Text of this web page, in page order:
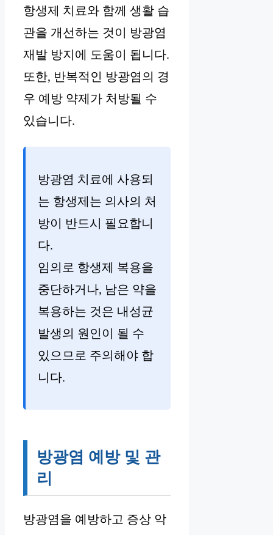
항생제 치료와 함께 생활 습
관을 개선하는 것이 방광염
재발 방지에 도움이 됩니다.
또한, 반복적인 방광염의 경
우 예방 약제가 처방될 수
있습니다.
방광염 치료에 사용되
는 항생제는 의사의 처
방이 반드시 필요합니
다.
임의로 항생제 복용을
중단하거나, 남은 약을
복용하는 것은 내성균
발생의 원인이 될 수
있으므로 주의해야 합
니다.
방광염 예방 및 관
리
방광염을 예방하고 증상 악